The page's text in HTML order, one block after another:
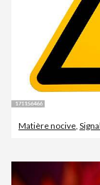
Matière nocive,